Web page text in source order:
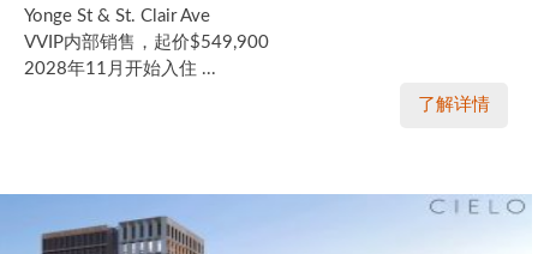
Yonge St & St. Clair Ave
VVIP内部销售，起价$549,900
2028年11月开始入住 ...
了解详情